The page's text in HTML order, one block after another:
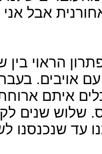
אבל
הראוי בין
אויבים. בעבר
איתם
שלוש שנים
עד שנכנסנו